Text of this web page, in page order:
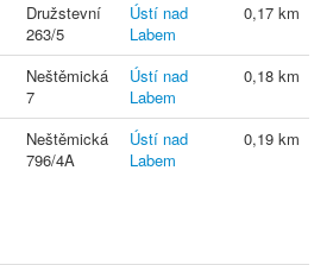
Družstevní
263/5
Ústí nad
Labem
0,17 km
Neštěmická
7
Ústí nad
Labem
0,18 km
Neštěmická
796/4A
Ústí nad
Labem
0,19 km